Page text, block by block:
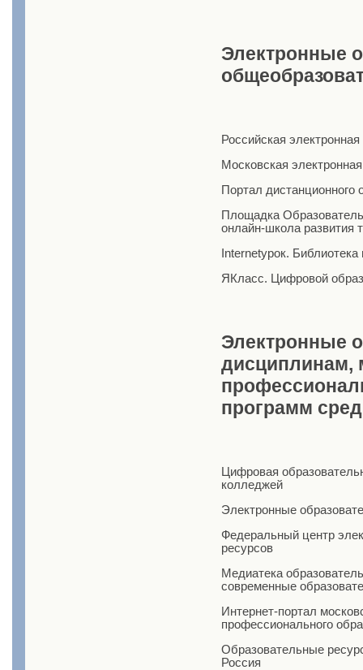
Электронные
Российская
Московская
Портал дистанционного
Площадка
онлайн-школа развития
Internetурок.
ЯКласс. Цифровой
Электронные
дисциплинам,
программ
Цифровая
колледжей
Электронные
Федеральный центр
ресурсов
Медиатека
современные
Интернет-портал
профессионального
Образовательные
Россия